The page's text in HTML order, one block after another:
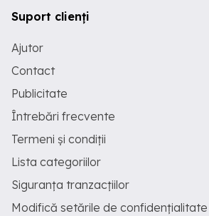
Suport clienți
Ajutor
Contact
Publicitate
Întrebări frecvente
Termeni și condiții
Lista categoriilor
Siguranța tranzacțiilor
Modifică setările de confidențialitate